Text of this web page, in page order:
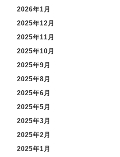
2026年1月
2025年12月
2025年11月
2025年10月
2025年9月
2025年8月
2025年6月
2025年5月
2025年3月
2025年2月
2025年1月